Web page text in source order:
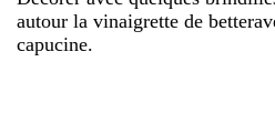
autour la vinaigrette de
capucine.